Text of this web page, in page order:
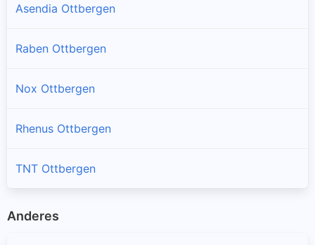
Asendia Ottbergen
Raben Ottbergen
Nox Ottbergen
Rhenus Ottbergen
TNT Ottbergen
Anderes